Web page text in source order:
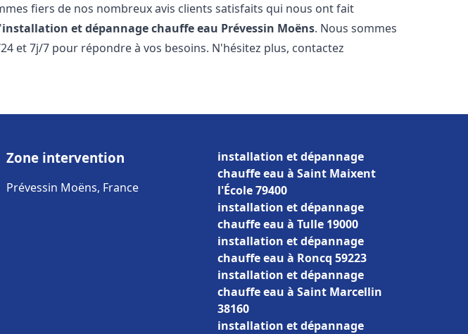
fiers de nos nombreux avis clients satisfaits qui nous ont fait
installation et dépannage chauffe eau Prévessin Moëns. Nous sommes
et 7j/7 pour répondre à vos besoins. N'hésitez plus, contactez
Zone intervention
Prévessin Moëns, France
installation et dépannage
chauffe eau à Saint Maixent
l'École 79400
installation et dépannage
chauffe eau à Tulle 19000
installation et dépannage
chauffe eau à Roncq 59223
installation et dépannage
chauffe eau à Saint Marcellin
38160
installation et dépannage